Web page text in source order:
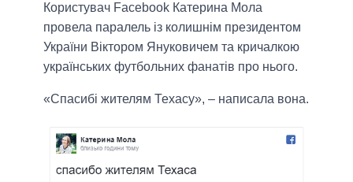
Користувач Facebook Катерина Мола
провела паралель із колишнім президентом
України Віктором Януковичем та кричалкою
українських футбольних фанатів про нього.
«Спасибі жителям Техасу», – написала вона.